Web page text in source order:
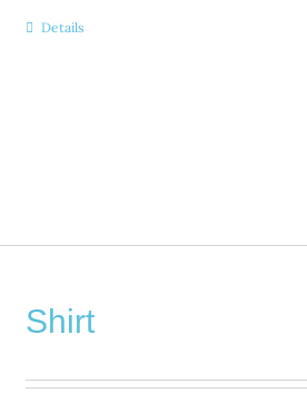
Details
Shirt